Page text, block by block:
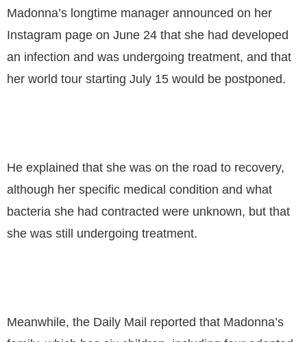
Madonna’s longtime manager announced on her
Instagram page on June 24 that she had developed
an infection and was undergoing treatment, and that
her world tour starting July 15 would be postponed.
He explained that she was on the road to recovery,
although her specific medical condition and what
bacteria she had contracted were unknown, but that
she was still undergoing treatment.
Meanwhile, the Daily Mail reported that Madonna’s